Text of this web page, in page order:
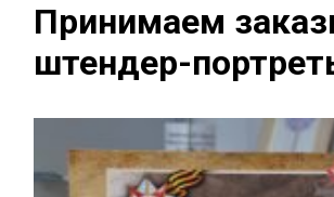
Принимаем
штендер-